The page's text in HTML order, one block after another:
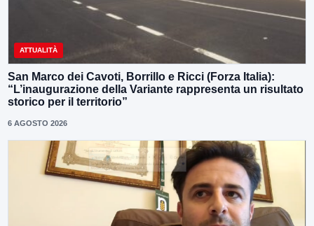
ATTUALITÀ
San Marco dei Cavoti, Borrillo e Ricci (Forza Italia):
“L’inaugurazione della Variante rappresenta un risultato
storico per il territorio”
6 AGOSTO 2026